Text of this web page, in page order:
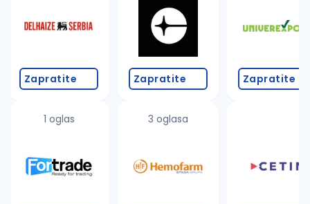
Zapratite
1 oglas
Zapratite
3 oglasa
Zapratite